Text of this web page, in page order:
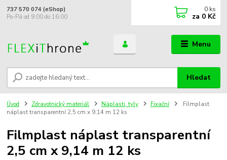
Menu
Hledat
737 570 074 (eShop)
Po-Pá od 9:00 do 16:00
0 ks
za 0 Kč
Úvod Zdravotnický materiál Náplasti, tyly Fixační
Filmplast
náplast transparentní 2,5 cm x 9,14 m 12 ks
Filmplast náplast transparentní
2,5 cm x 9,14 m 12 ks